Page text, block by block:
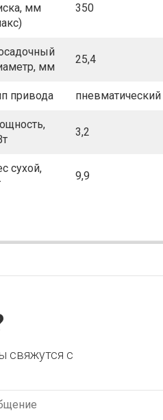
мм
350
мм
25,4
привода пневматический
3,2
сухой,
9,9
свяжутся с